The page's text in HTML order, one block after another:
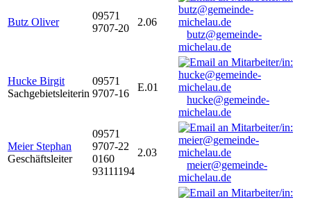
Butz Oliver
09571
9707-20
2.06
butz@gemeinde-
michelau.de
Hucke Birgit
Sachgebietsleiterin
09571
9707-16
E.01
hucke@gemeinde-
michelau.de
Meier Stephan
Geschäftsleiter
09571
9707-22
0160
93111194
2.03
meier@gemeinde-
michelau.de